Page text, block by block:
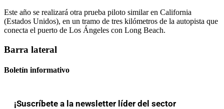
Este año se realizará otra prueba piloto similar en California
(Estados Unidos), en un tramo de tres kilómetros de la autopista que
conecta el puerto de Los Ángeles con Long Beach.
Barra lateral
Boletín informativo
¡Suscríbete a la newsletter líder del sector